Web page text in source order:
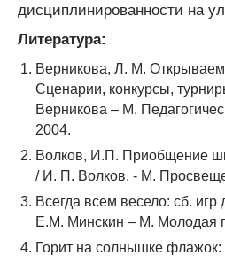
дисциплинированности на
Литература:
Верникова, Л. М. Открываем
Сценарии, конкурсы,
Верникова – М.
2004.
Волков, И.П. Приобщение
/ И. П. Волков. - М.
Всегда всем весело: сб. игр
Е.М. Минскин – М. Молодая
Горит на солнышке